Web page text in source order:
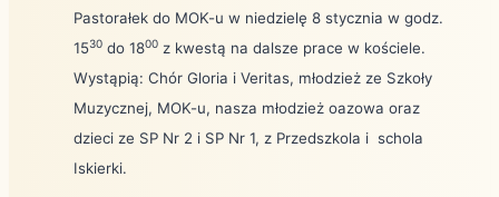
Pastorałek do MOK-u w niedzielę 8 stycznia w godz.
1530 do 1800 z kwestą na dalsze prace w kościele.
Wystąpią: Chór Gloria i Veritas, młodzież ze Szkoły
Muzycznej, MOK-u, nasza młodzież oazowa oraz
dzieci ze SP Nr 2 i SP Nr 1, z Przedszkola i schola
Iskierki.